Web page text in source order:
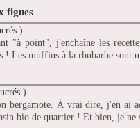
figues
)
"à point", j'enchaîne les
Les muffins à la rhubarbe sont
)
bergamote. À vrai dire, j'en ai
bio de quartier ! Et bien, je ne